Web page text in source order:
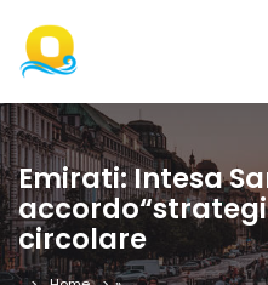
Emirati: Intesa
circolare